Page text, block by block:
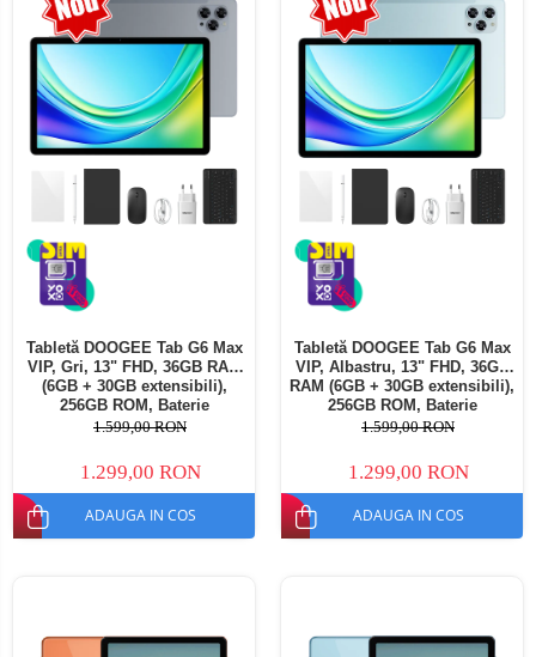
Telefoane mobile Ulefone
Telefoane mobile Unihertz
Telefoane mobile Cubot
Telefoane mobile Blackview
Telefoane mobile OSCAL
Telefoane mobile Fossibot
Telefoane mobile Lagenio
Telefoane mobile Samsung
Telefoane mobile iSEN
Telefoane mobile HUAWEI
Telefoane mobile iHunt
Telefoane mobile Xiaomi
Telefoane mobile Realme
Telefoane mobile ZTE Nubia
Tabletă DOOGEE Tab G6 Max
VIP, Gri, 13" FHD, 36GB RAM
(6GB + 30GB extensibili),
256GB ROM, Baterie
10800mAh, Android, Wi-Fi
1.599,00 RON
1.299,00 RON
ADAUGA IN COS
Tabletă DOOGEE Tab G6 Max
VIP, Albastru, 13" FHD, 36GB
RAM (6GB + 30GB extensibili),
256GB ROM, Baterie
10800mAh, Android, Wi-Fi
1.599,00 RON
1.299,00 RON
ADAUGA IN COS